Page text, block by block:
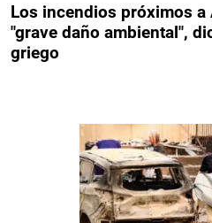
Los incendios próximos a
"grave daño ambiental",
griego